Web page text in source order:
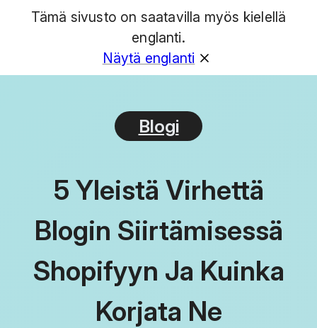
GET
Blogi
5 Yleistä Virhettä
Blogin Siirtämisessä
Shopifyyn Ja Kuinka
Korjata Ne
Tämä sivusto on saatavilla myös kielellä
englanti.
Näytä englanti